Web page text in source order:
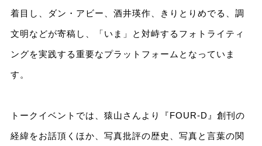
着目し、ダン・アビー、酒井瑛作、きりとりめでる、調
文明などが寄稿し、「いま」と対峙するフォトライティ
ングを実践する重要なプラットフォームとなっていま
す。
トークイベントでは、猿山さんより『FOUR-D』創刊の
経緯をお話頂くほか、写真批評の歴史、写真と言葉の関